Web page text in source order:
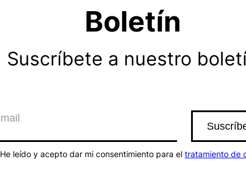
Boletín
Suscríbete a nuestro
He leído y acepto dar mi consentimiento para el tratamiento de